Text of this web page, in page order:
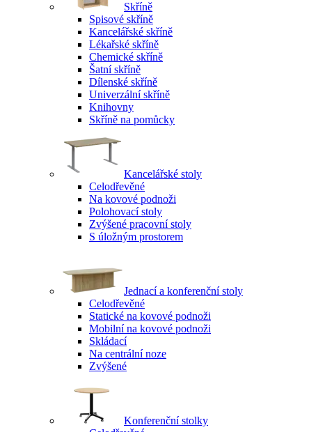
Skříně
Spisové skříně
Kancelářské skříně
Lékařské skříně
Chemické skříně
Šatní skříně
Dílenské skříně
Univerzální skříně
Knihovny
Skříně na pomůcky
Kancelářské stoly
Celodřevěné
Na kovové podnoži
Polohovací stoly
Zvýšené pracovní stoly
S úložným prostorem
Jednací a konferenční stoly
Celodřevěné
Statické na kovové podnoži
Mobilní na kovové podnoži
Skládací
Na centrální noze
Zvýšené
Konferenční stolky